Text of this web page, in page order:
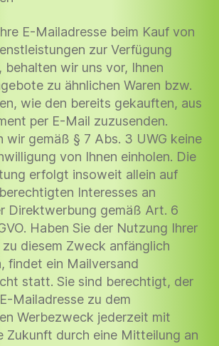
E-Mailadresse beim Kauf von
zur Verfügung
behalten wir uns vor, Ihnen
zu ähnlichen Waren bzw.
wie den bereits gekauften, aus
per E-Mail zuzusenden.
wir gemäß § 7 Abs. 3 UWG keine
von Ihnen einholen. Die
erfolgt insoweit allein auf
Interesses an
Direktwerbung gemäß Art. 6
Haben Sie der Nutzung Ihrer
diesem Zweck anfänglich
findet ein Mailversand
statt. Sie sind berechtigt, der
Mailadresse zu dem
Werbezweck jederzeit mit
Zukunft durch eine Mitteilung an